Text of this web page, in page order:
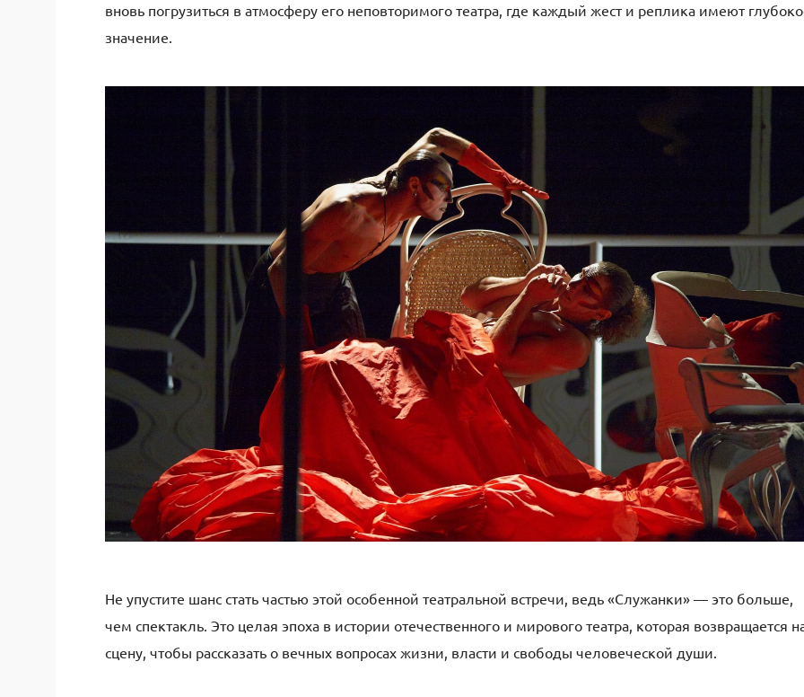
вновь погрузиться в атмосферу его неповторимого театра, где каждый жест и реплика имеют
значение.
Не упустите шанс стать частью этой особенной театральной встречи, ведь «Служанки» — это больше,
чем спектакль. Это целая эпоха в истории отечественного и мирового театра, которая возвращается
сцену, чтобы рассказать о вечных вопросах жизни, власти и свободы человеческой души.